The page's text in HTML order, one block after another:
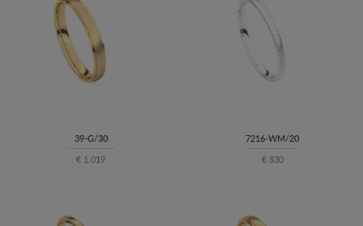
39-G/30
€ 1.019
7216-WM/20
€ 830